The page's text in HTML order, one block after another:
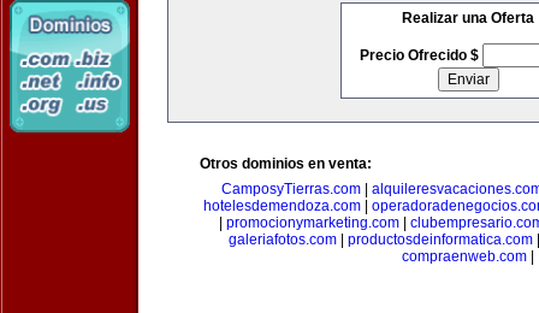
Realizar una Oferta
Precio Ofrecido $
Otros dominios en venta:
CamposyTierras.com
hotelesdemendoza.com|
promocionymarketing.com|
galeriafotos.com
productosdeinformatica.com
compraenweb.com